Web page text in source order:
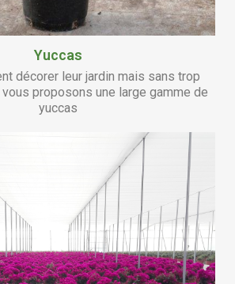
Yuccas
décorer leur jardin mais sans trop
vous proposons une large gamme de
yuccas